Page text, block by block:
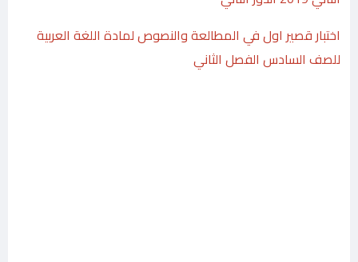
اختبار قصير اول في المطالعة والنصوص لمادة اللغة العربية
للصف السادس الفصل الثاني